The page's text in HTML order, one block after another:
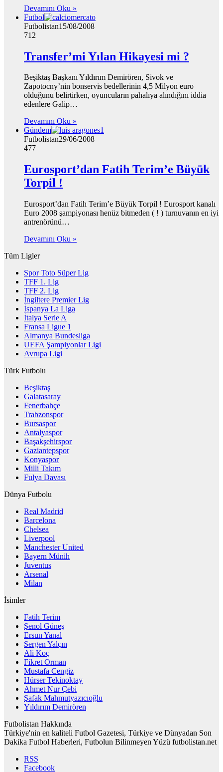
Devamını Oku »
Futbol
Futbolistan15/08/2008
712
Transfer’mi Yılan Hikayesi mi ?
Beşiktaş Başkanı Yıldırım Demirören, Sivok ve
Zapotocny’nin bonservis bedellerinin 4,5 Milyon euro
olduğunu belirtirken, oyuncuların pahalıya alındığını iddia
edenlere Galip…
Devamını Oku »
Gündem
Futbolistan29/06/2008
477
Eurosport’dan Fatih Terim’e Büyük
Torpil !
Eurosport’dan Fatih Terim’e Büyük Torpil ! Eurosport kanalı
Euro 2008 şampiyonası henüz bitmeden ( ! ) turnuvanın en iyi
antrenörünü…
Devamını Oku »
Tüm Ligler
Spor Toto Süper Lig
TFF 1. Lig
TFF 2. Lig
İngiltere Premier Lig
İspanya La Liga
İtalya Serie A
Fransa Ligue 1
Almanya Bundesliga
UEFA Şampiyonlar Ligi
Avrupa Ligi
Türk Futbolu
Beşiktaş
Galatasaray
Fenerbahçe
Trabzonspor
Bursaspor
Antalyaspor
Başakşehirspor
Gaziantepspor
Konyaspor
Milli Takım
Fulya Davası
Dünya Futbolu
Real Madrid
Barcelona
Chelsea
Liverpool
Manchester United
Bayern Münih
Juventus
Arsenal
Milan
İsimler
Fatih Terim
Şenol Güneş
Ersun Yanal
Sergen Yalçın
Ali Koç
Fikret Orman
Mustafa Cengiz
Hürser Tekinoktay
Ahmet Nur Çebi
Şafak Mahmutyazıcıoğlu
Yıldırım Demirören
Futbolistan Hakkında
Türkiye'nin en kaliteli Futbol Gazetesi, Türkiye ve Dünyadan Son
Dakika Futbol Haberleri, Futbolun Bilinmeyen Yüzü futbolistan.net
RSS
Facebook